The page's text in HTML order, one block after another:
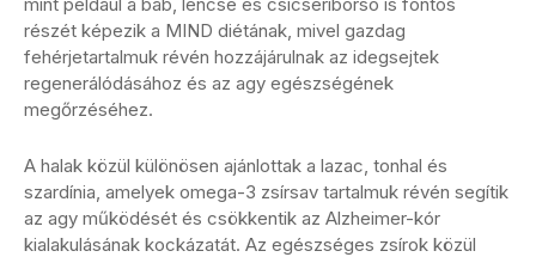
részét képezik a MIND diétának, mivel gazdag
fehérjetartalmuk révén hozzájárulnak az idegsejtek
regenerálódásához és az agy egészségének
megőrzéséhez.
A halak közül különösen ajánlottak a lazac, tonhal és
szardínia, amelyek omega-3 zsírsav tartalmuk révén segítik
az agy működését és csökkentik az Alzheimer-kór
kialakulásának kockázatát. Az egészséges zsírok közül